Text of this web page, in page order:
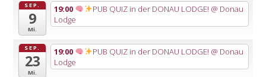
SEP.
9
Mi.
19:00 PUB QUIZ in der DONAU LODGE! @ Donau
Lodge
SEP.
23
Mi.
19:00 PUB QUIZ in der DONAU LODGE! @ Donau
Lodge